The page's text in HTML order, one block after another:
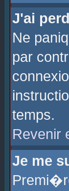
J'ai
Ne
par
temps.
Revenir
Je me